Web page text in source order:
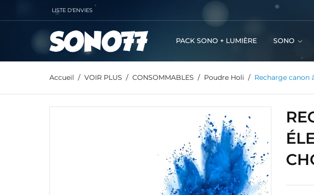
LISTE D'ENVIES
PACK SONO + LUMIÈRE SONO
Accueil VOIR PLUS CONSOMMABLES Poudre Holi Recharge canon